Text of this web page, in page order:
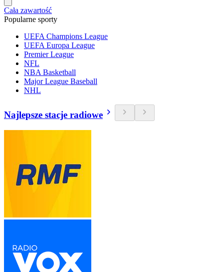
Cała zawartość
Popularne sporty
UEFA Champions League
UEFA Europa League
Premier League
NFL
NBA Basketball
Major League Baseball
NHL
Najlepsze stacje radiowe